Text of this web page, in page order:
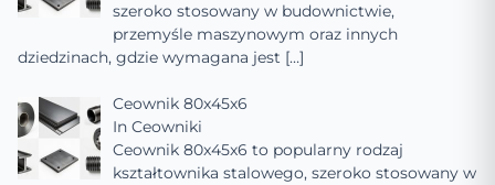
szeroko stosowany w budownictwie,
przemyśle maszynowym oraz innych
dziedzinach, gdzie wymagana jest […]
Ceownik 80x45x6
In Ceowniki
Ceownik 80x45x6 to popularny rodzaj
kształtownika stalowego, szeroko stosowany w